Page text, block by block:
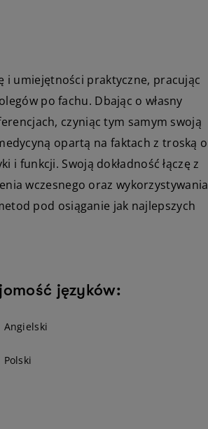
i umiejętności praktyczne, pracując
po fachu. Dbając o własny
czyniąc tym samym swoją
opartą na faktach z troską o
i funkcji. Swoją dokładność łączę z
wczesnego oraz wykorzystywania
pod osiąganie jak najlepszych
języków:
Angielski
Polski